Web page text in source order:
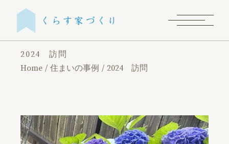
2024 訪問
Home
住まいの事例 2024 訪問